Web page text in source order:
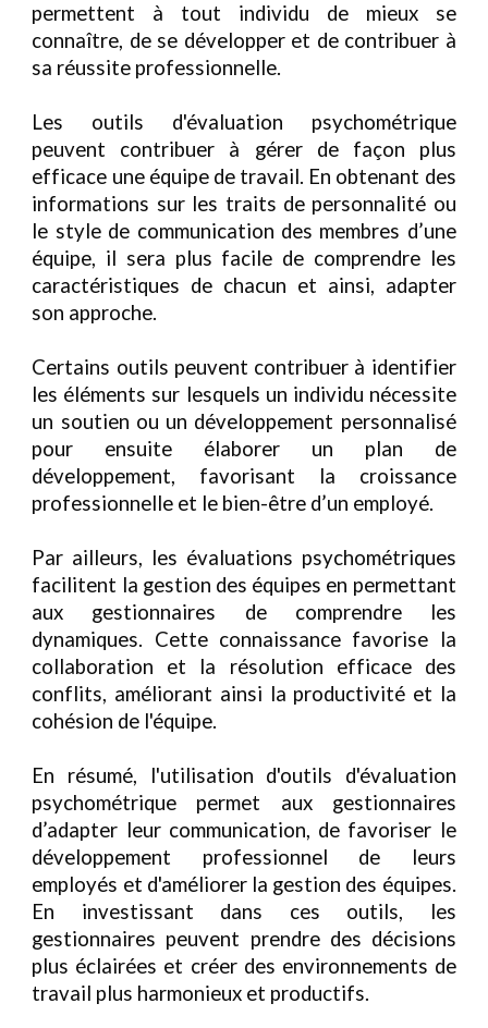
permettent à tout individu de mieux se
connaître, de se développer et de contribuer à
sa réussite professionnelle.
Les outils d'évaluation psychométrique
peuvent contribuer à gérer de façon plus
efficace une équipe de travail. En obtenant des
informations sur les traits de personnalité ou
le style de communication des membres d’une
équipe, il sera plus facile de comprendre les
caractéristiques de chacun et ainsi, adapter
son approche.
Certains outils peuvent contribuer à identifier
les éléments sur lesquels un individu nécessite
un soutien ou un développement personnalisé
pour ensuite élaborer un plan de
développement, favorisant la croissance
professionnelle et le bien-être d’un employé.
Par ailleurs, les évaluations psychométriques
facilitent la gestion des équipes en permettant
aux gestionnaires de comprendre les
dynamiques. Cette connaissance favorise la
collaboration et la résolution efficace des
conflits, améliorant ainsi la productivité et la
cohésion de l'équipe.
En résumé, l'utilisation d'outils d'évaluation
psychométrique permet aux gestionnaires
d’adapter leur communication, de favoriser le
développement professionnel de leurs
employés et d'améliorer la gestion des équipes.
En investissant dans ces outils, les
gestionnaires peuvent prendre des décisions
plus éclairées et créer des environnements de
travail plus harmonieux et productifs.